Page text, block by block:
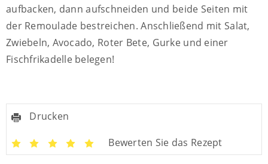
aufbacken, dann aufschneiden und beide Seiten mit
der Remoulade bestreichen. Anschließend mit Salat,
Zwiebeln, Avocado, Roter Bete, Gurke und einer
Fischfrikadelle belegen!
Drucken
Bewerten Sie das Rezept